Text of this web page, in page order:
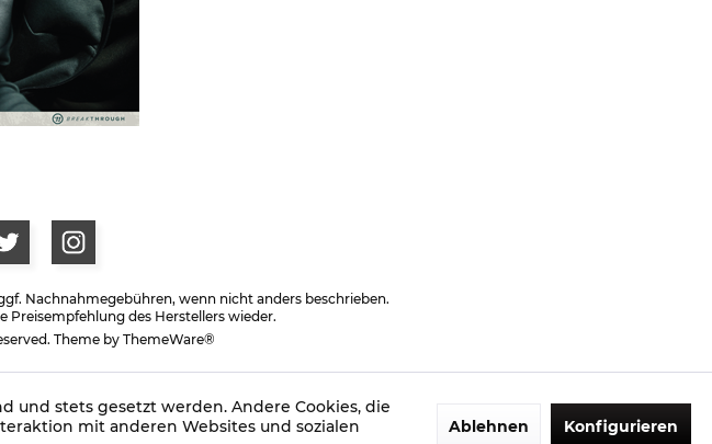
Nachnahmegebühren, wenn nicht anders beschrieben.
Preisempfehlung des Herstellers wieder.
Theme by ThemeWare®
und stets gesetzt werden. Andere Cookies, die
mit anderen Websites und sozialen
Ablehnen Konfigurieren